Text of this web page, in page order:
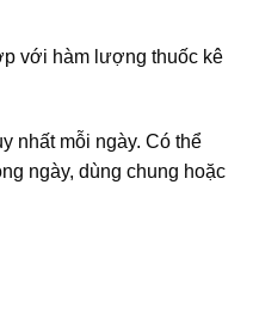
với hàm lượng thuốc kê
nhất mỗi ngày. Có thể
ngày, dùng chung hoặc